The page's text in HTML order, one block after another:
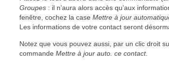
Groupes : il n’aura alors accès qu’aux
fenêtre, cochez la case Mettre à jour
Les informations de votre contact seront
Notez que vous pouvez aussi, par un clic droit
commande Mettre à jour auto. ce contact.